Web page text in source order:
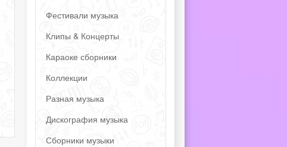
Фестивали музыка
Клипы & Концерты
Караоке сборники
Коллекции
Разная музыка
Дискография музыка
Сборники музыки